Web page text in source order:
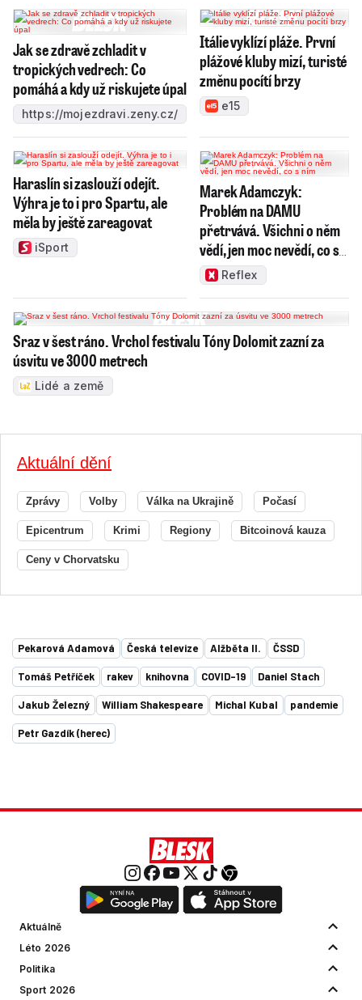
Jak se zdravě zchladit v
tropických vedrech: Co
pomáhá a kdy už riskujete úpal
https://mojezdravi.zeny.cz/
Itálie vyklízí pláže. První
plážové kluby mizí, turisté
změnu pocítí brzy
e15
Haraslín si zaslouží odejít.
Výhra je to i pro Spartu, ale
měla by ještě zareagovat
iSport
Marek Adamczyk:
Problém na DAMU
přetrvává. Všichni o něm
vědí, jen moc nevědí, co s
nímReflex
Sraz v šest ráno. Vrchol festivalu Tóny Dolomit zazní za
úsvitu ve 3000 metrech
Lidé a země
Aktuální dění
Zprávy Volby Válka na Ukrajině Počasí
Epicentrum Krimi Regiony Bitcoinová kauza
Ceny v Chorvatsku
Pekarová Adamová Česká televize Alžběta II. ČSSD
Tomáš Petříček rakev knihovna COVID-19 Daniel Stach
Jakub Železný William Shakespeare Michal Kubal pandemie
Petr Gazdík (herec)
Aktuálně
Léto 2026
Politika
Sport 2026